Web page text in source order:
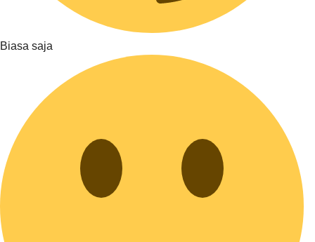
Biasa saja